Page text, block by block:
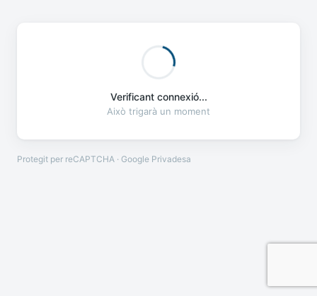
Verificant connexió...
Això trigarà un moment
Protegit per reCAPTCHA · Google Privadesa